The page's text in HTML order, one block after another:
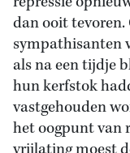
dan ooit tevoren.
sympathisanten
als na een tijdje
hun kerfstok
vastgehouden
het oogpunt van